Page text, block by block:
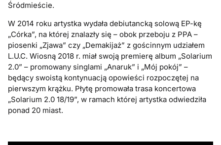
Śródmieście.
W 2014 roku artystka wydała debiutancką solową EP-kę
„Córka”, na której znalazły się – obok przeboju z PPA –
piosenki „Zjawa” czy „Demakijaż” z gościnnym udziałem
L.U.C. Wiosną 2018 r. miał swoją premierę album „Solarium
2.0” – promowany singlami „Anaruk” i „Mój pokój” –
będący swoistą kontynuacją opowieści rozpoczętej na
pierwszym krążku. Płytę promowała trasa koncertowa
„Solarium 2.0 18/19”, w ramach której artystka odwiedziła
ponad 20 miast.